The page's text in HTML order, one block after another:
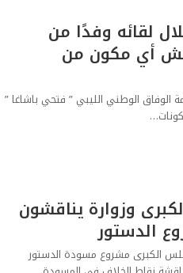
لقائه وفدًا من
أي مكون من
الوفاق الوطني الليبي ” فتحي باشاغا ”
وزوارة يناقشون
الدستور
الكبرى مشروع مسودة الدستور